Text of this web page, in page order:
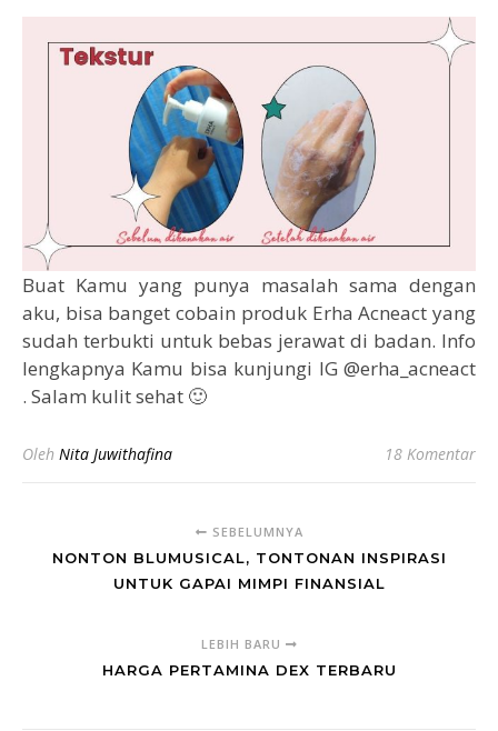
Buat Kamu yang punya masalah sama dengan
aku, bisa banget cobain produk Erha Acneact yang
sudah terbukti untuk bebas jerawat di badan. Info
lengkapnya Kamu bisa kunjungi IG @erha_acneact
. Salam kulit sehat 🙂
Oleh Nita Juwithafina 18 Komentar
SEBELUMNYA
NONTON BLUMUSICAL, TONTONAN INSPIRASI
UNTUK GAPAI MIMPI FINANSIAL
LEBIH BARU
HARGA PERTAMINA DEX TERBARU